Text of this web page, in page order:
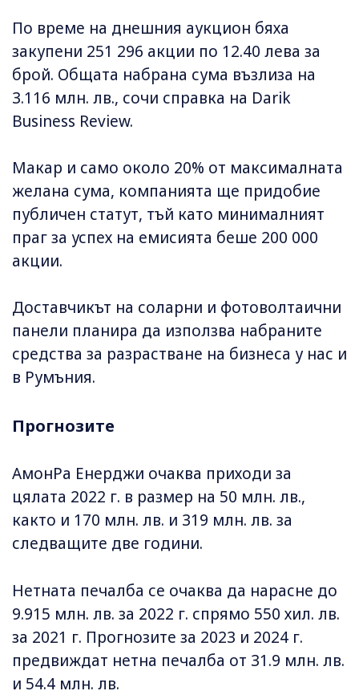
По време на днешния аукцион бяха
закупени 251 296 акции по 12.40 лева за
брой. Общата набрана сума възлиза на
3.116 млн. лв., сочи справка на Darik
Business Review.
Макар и само около 20% от максималната
желана сума, компанията ще придобие
публичен статут, тъй като минималният
праг за успех на емисията беше 200 000
акции.
Доставчикът на соларни и фотоволтаични
панели планира да използва набраните
средства за разрастване на бизнеса у нас и
в Румъния.
Прогнозите
АмонРа Енерджи очаква приходи за
цялата 2022 г. в размер на 50 млн. лв.,
както и 170 млн. лв. и 319 млн. лв. за
следващите две години.
Нетната печалба се очаква да нарасне до
9.915 млн. лв. за 2022 г. спрямо 550 хил. лв.
за 2021 г. Прогнозите за 2023 и 2024 г.
предвиждат нетна печалба от 31.9 млн. лв.
и 54.4 млн. лв.